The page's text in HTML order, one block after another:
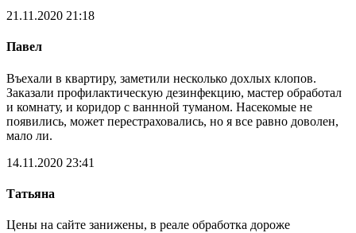
21.11.2020 21:18
Павел
Въехали в квартиру, заметили несколько дохлых клопов.
Заказали профилактическую дезинфекцию, мастер обработал
и комнату, и коридор с ваннной туманом. Насекомые не
появились, может перестраховались, но я все равно доволен,
мало ли.
14.11.2020 23:41
Татьяна
Цены на сайте занижены, в реале обработка дороже